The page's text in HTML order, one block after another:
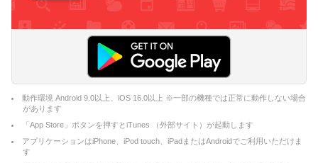
動作環境 Android 9.0以上、iOS 16.0以上 ※一部の機種では正常に動作しない場合
があります
「App Store」ボタンを押すとiTunes （外部サイト）が起動します
アプリケーションはiPhone、iPod touch、iPadまたはAndroidでご利用いただけま
す